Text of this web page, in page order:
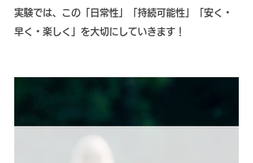
実験では、この「日常性」「持続可能性」「安く・
早く・楽しく」を大切にしていきます！